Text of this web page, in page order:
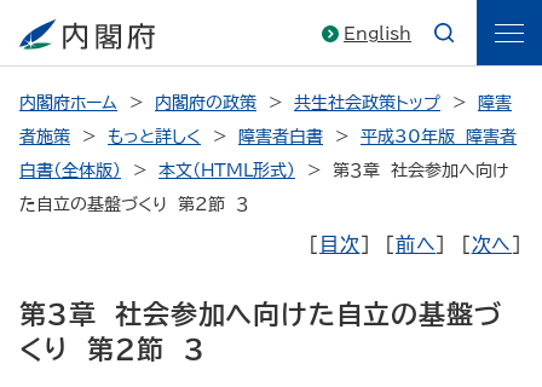
English
内閣府ホーム 内閣府の政策 共生社会政策トップ
障害
者施策
もっと詳しく 障害者白書
平成30年版 障害者
白書（全体版）
本文（HTML形式）
第３章 社会参加へ向け
た自立の基盤づくり 第２節 ３
目次 前へ 次へ
第３章 社会参加へ向けた自立の基盤づ
くり 第２節 ３